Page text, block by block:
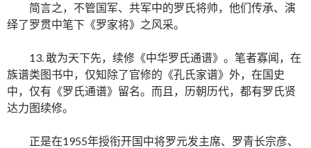
简言之，不管国军、共军中的罗氏将帅，他们传承、演
绎了罗贯中笔下《罗家将》之风采。
13. 敢为天下先，续修《中华罗氏通谱》。笔者寡闻，在
族谱类图书中，仅知除了官修的《孔氏家谱》外，在国史
中，仅有《罗氏通谱》留名。而且，历朝历代，都有罗氏贤
达力图续修。
正是在1955年授衔开国中将罗元发主席、罗青长宗彦、